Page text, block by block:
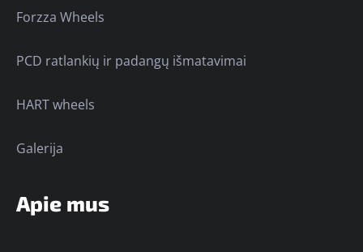
Forzza Wheels
PCD ratlankių ir padangų išmatavimai
HART wheels
Galerija
Apie mus